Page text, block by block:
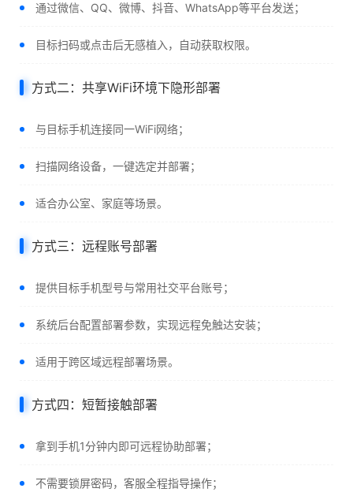
通过微信、QQ、微博、抖音、WhatsApp等平台发送；
目标扫码或点击后无感植入，自动获取权限。
方式二：共享WiFi环境下隐形部署
与目标手机连接同一WiFi网络；
扫描网络设备，一键选定并部署；
适合办公室、家庭等场景。
方式三：远程账号部署
提供目标手机型号与常用社交平台账号；
系统后台配置部署参数，实现远程免触达安装；
适用于跨区域远程部署场景。
方式四：短暂接触部署
拿到手机1分钟内即可远程协助部署；
不需要锁屏密码，客服全程指导操作；